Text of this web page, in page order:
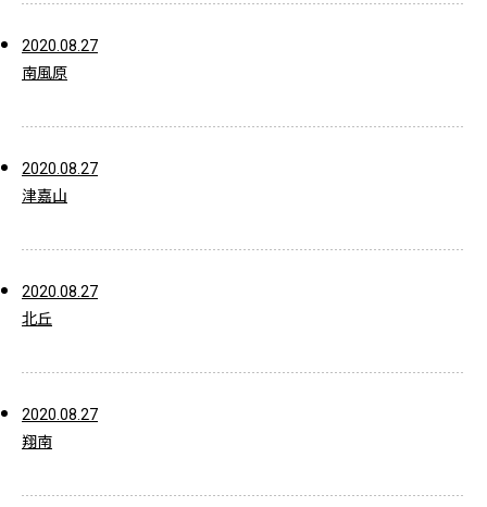
2020.08.27
南風原
2020.08.27
津嘉山
2020.08.27
北丘
2020.08.27
翔南